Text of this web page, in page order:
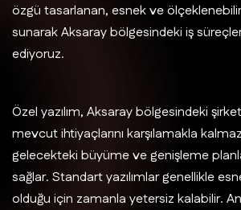
özgü tasarlanan, esnek ve
sunarak Aksaray bölgesindeki iş
ediyoruz.
Özel yazılım, Aksaray bölgesindeki
mevcut ihtiyaçlarını karşılamakla
gelecekteki büyüme ve genişleme
sağlar. Standart yazılımlar genellikle
olduğu için zamanla yetersiz kalabilir.